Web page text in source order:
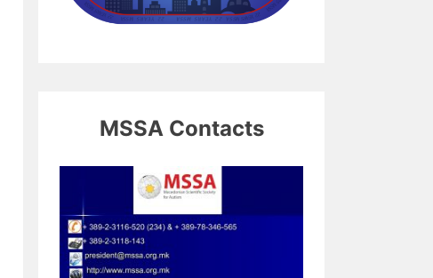
MSSA Contacts